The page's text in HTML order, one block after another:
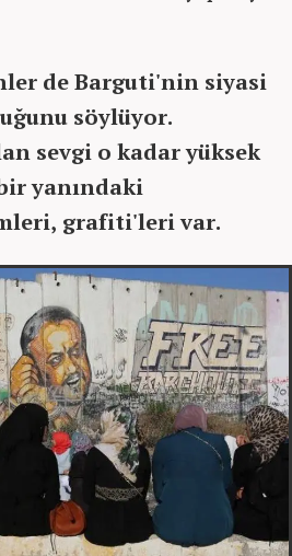
de Barguti'nin siyasi
söylüyor.
sevgi o kadar yüksek
yanındaki
grafiti'leri var.